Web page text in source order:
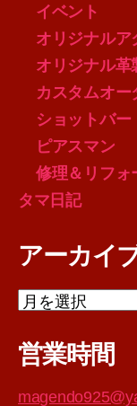
イベント
オリジナルア
オリジナル革
カスタムオー
ショットバー
ピアスマン
修理＆リフォ
タマ日記
アーカイ
ア
イ
営業時間